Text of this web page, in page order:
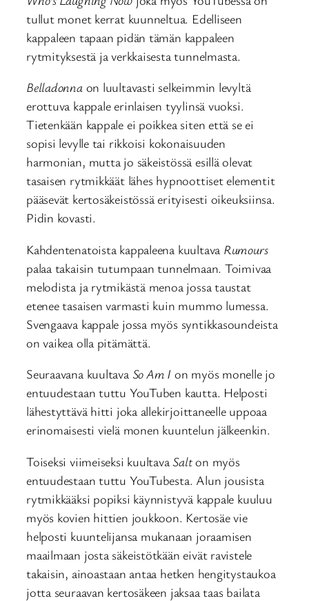
tullut monet kerrat kuunneltua. Edelliseen
kappaleen tapaan pidän tämän kappaleen
rytmityksestä ja verkkaisesta tunnelmasta.
Belladonnaon luultavasti selkeimmin levyltä
erottuva kappale erinlaisen tyylinsä vuoksi.
Tietenkään kappale ei poikkea siten että se ei
sopisi levylle tai rikkoisi kokonaisuuden
harmonian, mutta jo säkeistössä esillä olevat
tasaisen rytmikkäät lähes hypnoottiset elementit
pääsevät kertosäkeistössä erityisesti oikeuksiinsa.
Pidin kovasti.
Kahdentenatoista kappaleena kuultava Rumours
palaa takaisin tutumpaan tunnelmaan. Toimivaa
melodista ja rytmikästä menoa jossa taustat
etenee tasaisen varmasti kuin mummo lumessa.
Svengaava kappale jossa myös syntikkasoundeista
on vaikea olla pitämättä.
Seuraavana kuultava So Am I on myös monelle jo
entuudestaan tuttu YouTuben kautta. Helposti
lähestyttävä hitti joka allekirjoittaneelle uppoaa
erinomaisesti vielä monen kuuntelun jälkeenkin.
Toiseksi viimeiseksi kuultavaSalton myös
entuudestaan tuttu YouTubesta. Alun jousista
rytmikkääksi popiksi käynnistyvä kappale kuuluu
myös kovien hittien joukkoon. Kertosäe vie
helposti kuuntelijansa mukanaan joraamisen
maailmaan josta säkeistötkään eivät ravistele
takaisin, ainoastaan antaa hetken hengitystaukoa
jotta seuraavan kertosäkeen jaksaa taas bailata